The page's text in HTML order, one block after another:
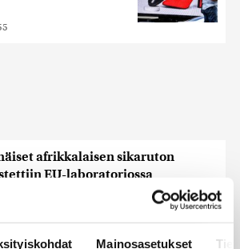
Mainosasetukset
afrikkalaisen sikaruton
EU-laboratoriossa